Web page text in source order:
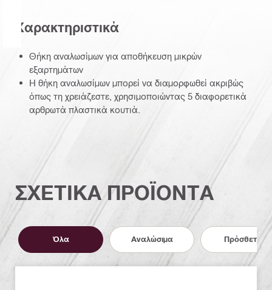
Χαρακτηριστικά
Θήκη αναλωσίμων για αποθήκευση μικρών
εξαρτημάτων
Η θήκη αναλωσίμων μπορεί να διαμορφωθεί ακριβώς
όπως τη χρειάζεστε, χρησιμοποιώντας 5 διαφορετικά
αρθρωτά πλαστικά κουτιά.
ΣΧΕΤΙΚΑ ΠΡΟΪΟΝΤΑ
Όλα Αναλώσιμα Πρόσθετα